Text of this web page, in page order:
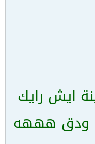
ايش رايك
ودق هههه